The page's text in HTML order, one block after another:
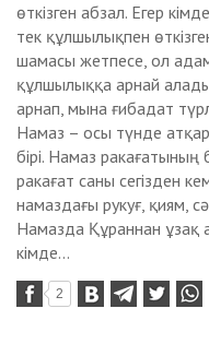
өткізген абзал. Егер
тек құлшылықпен
шамасы жетпесе, ол адам
құлшылыққа арнай
арнап, мына ғибадат
Намаз – осы түнде
бірі. Намаз ракағатының
ракағат саны сегізден
намаздағы рукуғ, қиям,
Намазда Құраннан ұзақ
кімде...
2